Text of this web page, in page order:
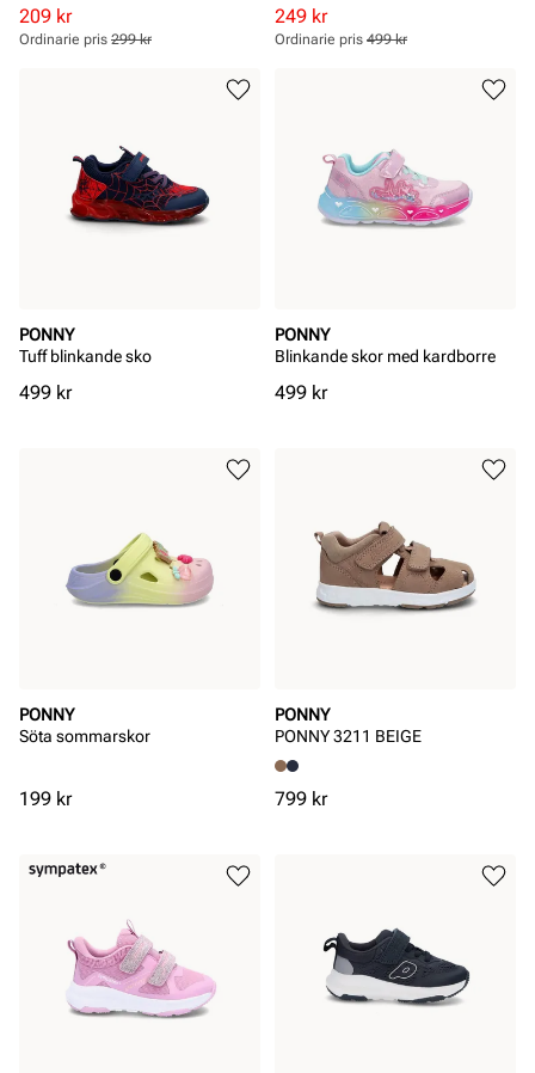
Rabatterat
pris
209 kr
Ordinarie
pris
Ordinarie pris 299 kr
Rabatterat
pris
249 kr
Ordinarie
pris
Ordinarie pris 499 kr
PONNY
Tuff blinkande sko
Pris
499 kr
PONNY
Blinkande skor med kardborre
Pris
499 kr
PONNY
Söta sommarskor
Pris
199 kr
PONNY
PONNY 3211 BEIGE
Pris
799 kr